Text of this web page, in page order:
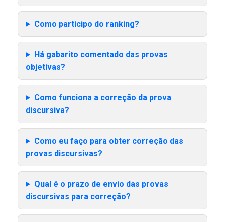
Como participo do ranking?
Há gabarito comentado das provas
objetivas?
Como funciona a correção da prova
discursiva?
Como eu faço para obter correção das
provas discursivas?
Qual é o prazo de envio das provas
discursivas para correção?